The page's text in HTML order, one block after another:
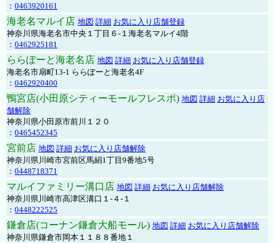
： 0463920161
海老名マルイ店 地図 詳細 お気に入り店舗登録
神奈川県海老名市中央１丁目６-１海老名マルイ4階
： 0462925181
ららぽーと海老名店 地図 詳細 お気に入り店舗登録
海老名市扇町13-1 ららぽーと海老名4F
： 0462920400
鴨宮店(小田原シティーモールフレスポ) 地図 詳細 お気に入り店
舗解除
神奈川県小田原市前川１２０
： 0465452345
宮前店 地図 詳細 お気に入り店舗解除
神奈川県川崎市宮前区馬絹1丁目9番地5号
： 0448718371
マルイファミリー溝口店 地図 詳細 お気に入り店舗解除
神奈川県川崎市高津区溝口１-４-１
： 0448222525
鎌倉店(コーナン鎌倉大船モール) 地図 詳細 お気に入り店舗解除
神奈川県鎌倉市岡本１１８８番地１